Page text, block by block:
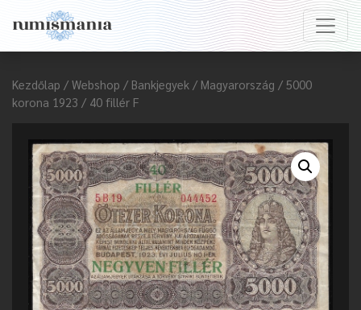
Kezdőlap / Webshop / Bankjegyek / Magyarország / 5000
korona 1923 / 40 fillér F